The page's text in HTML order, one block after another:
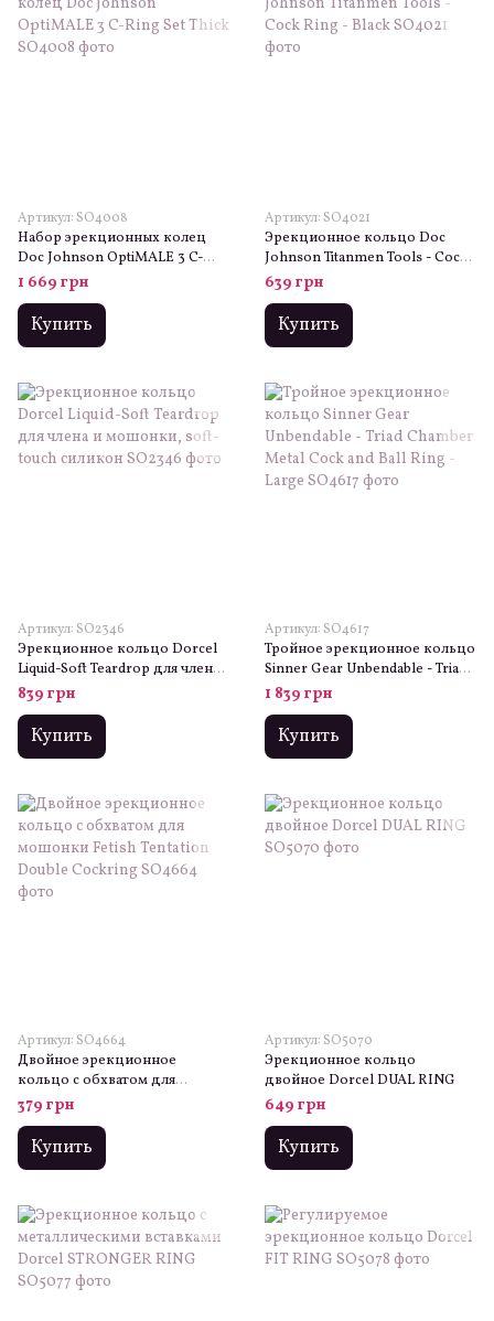
Артикул: SO4008
Набор эрекционных колец
Doc Johnson OptiMALE 3 C-
Ring Set Thick
1 669 грн
Купить
Артикул: SO4021
Эрекционное кольцо Doc
Johnson Titanmen Tools - Cock
Ring - Black
639 грн
Купить
Артикул: SO2346
Эрекционное кольцо Dorcel
Liquid-Soft Teardrop для члена
и мошонки, soft-touch
силикон
839 грн
Купить
Артикул: SO4617
Тройное эрекционное кольцо
Sinner Gear Unbendable - Triad
Chamber Metal Cock and Ball
Ring - Large
1 839 грн
Купить
Артикул: SO4664
Двойное эрекционное
кольцо с обхватом для
мошонки Fetish Tentation
Double Сockring
379 грн
Купить
Артикул: SO5070
Эрекционное кольцо
двойное Dorcel DUAL RING
649 грн
Купить